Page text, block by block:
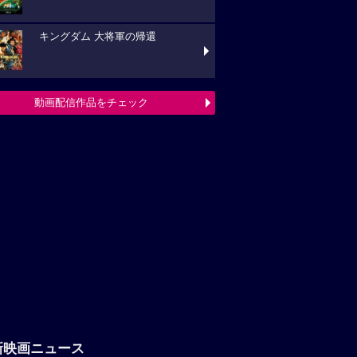
キングダム 大将軍の帰還
動画配信作品をチェック
映画ニュース